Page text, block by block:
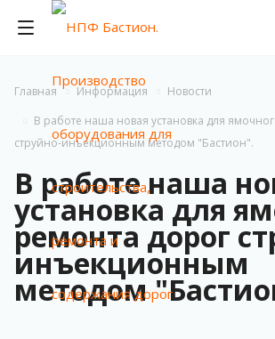
Главная Информация
Новости
В работе наша новая установка для
струйно-инъекционным методом "Бастион".
В работе наша
установка для
ремонта дорог
инъекционным
методом